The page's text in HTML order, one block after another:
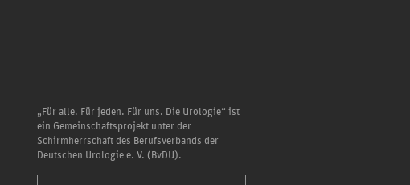
„Für alle. Für jeden. Für uns. Die Urologie“ ist
ein Gemeinschaftsprojekt unter der
Schirmherrschaft des Berufsverbands der
Deutschen Urologie e. V. (BvDU).